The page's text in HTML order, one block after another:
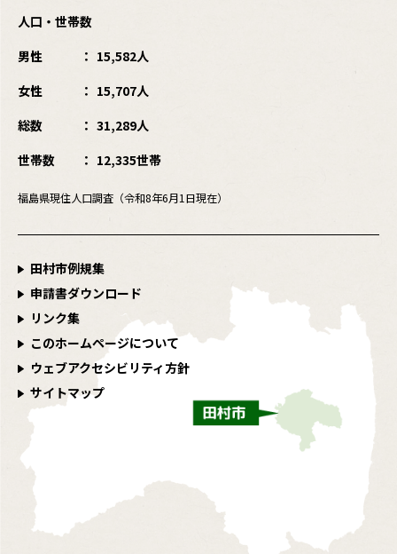
人口・世帯数
男性
15,582人
女性
15,707人
総数
31,289人
世帯数
12,335世帯
福島県現住人口調査（令和8年6月1日現在）
田村市例規集
申請書ダウンロード
リンク集
このホームページについて
ウェブアクセシビリティ方針
サイトマップ